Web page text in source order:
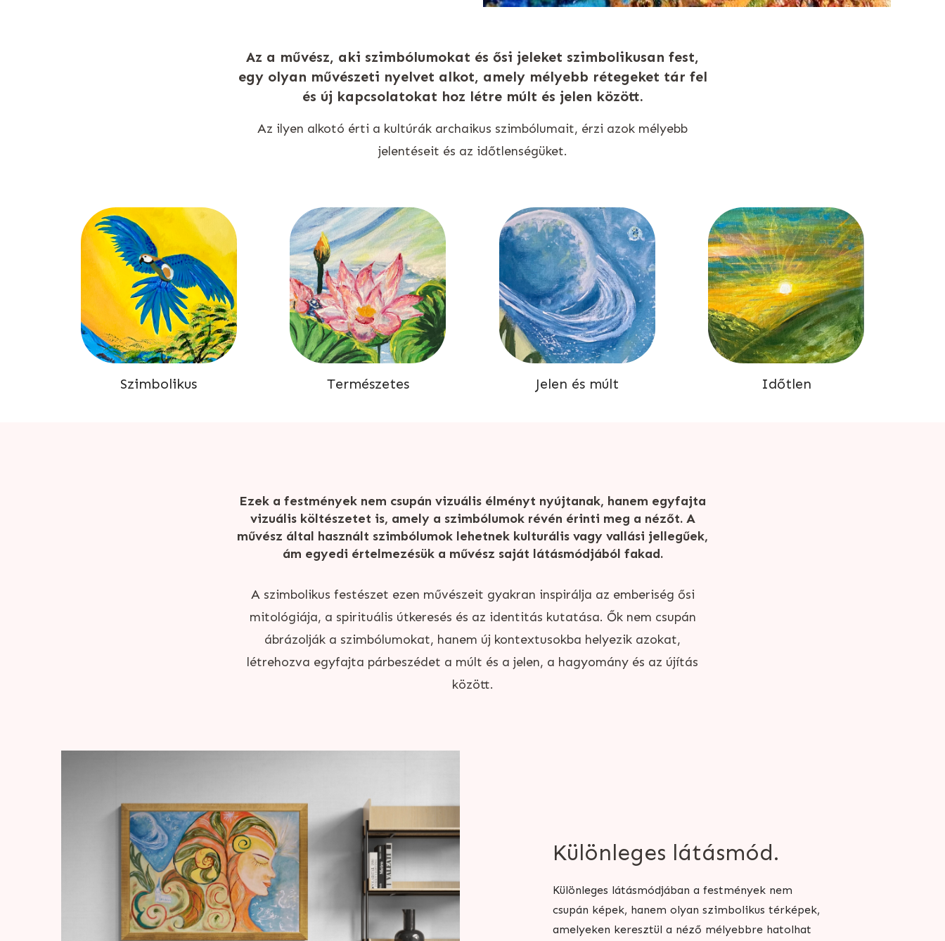
Az a művész, aki szimbólumokat és ősi jeleket szimbolikusan fest,
egy olyan művészeti nyelvet alkot, amely mélyebb rétegeket tár fel
és új kapcsolatokat hoz létre múlt és jelen között.
Az ilyen alkotó érti a kultúrák archaikus szimbólumait, érzi azok mélyebb
jelentéseit és az időtlenségüket.
Szimbolikus Természetes Jelen és múlt Időtlen
Ezek a festmények nem csupán vizuális élményt nyújtanak, hanem egyfajta
vizuális költészetet is, amely a szimbólumok révén érinti meg a nézőt. A
művész által használt szimbólumok lehetnek kulturális vagy vallási jellegűek,
ám egyedi értelmezésük a művész saját látásmódjából fakad.
A szimbolikus festészet ezen művészeit gyakran inspirálja az emberiség ősi
mitológiája, a spirituális útkeresés és az identitás kutatása. Ők nem csupán
ábrázolják a szimbólumokat, hanem új kontextusokba helyezik azokat,
létrehozva egyfajta párbeszédet a múlt és a jelen, a hagyomány és az újítás
között.
Különleges látásmód.
Különleges látásmódjában a festmények nem
csupán képek, hanem olyan szimbolikus térképek,
amelyeken keresztül a néző mélyebbre hatolhat